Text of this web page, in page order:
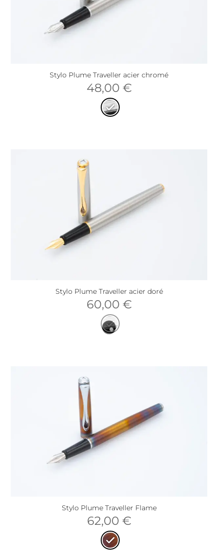
Stylo Plume Traveller acier chromé
48,00 €
Stylo Plume Traveller acier doré
60,00 €
Stylo Plume Traveller Flame
62,00 €